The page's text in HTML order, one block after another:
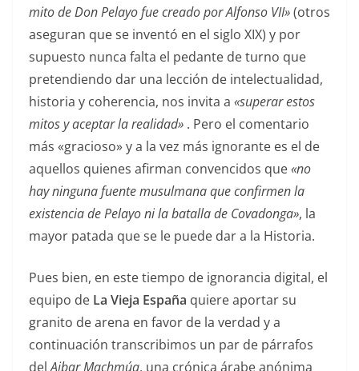
mito de Don Pelayo fue creado por Alfonso VII»(otros
aseguran que se inventó en el siglo XIX) y por
supuesto nunca falta el pedante de turno que
pretendiendo dar una lección de intelectualidad,
historia y coherencia, nos invita a «superar estos
mitos y aceptar la realidad» . Pero el comentario
más «gracioso» y a la vez más ignorante es el de
aquellos quienes afirman convencidos que«no
hay ninguna fuente musulmana que confirmen la
existencia de Pelayo ni la batalla de Covadonga», la
mayor patada que se le puede dar a la Historia.
Pues bien, en este tiempo de ignorancia digital, el
equipo de La Vieja España quiere aportar su
granito de arena en favor de la verdad y a
continuación transcribimos un par de párrafos
delAjbar Machmúa, una crónica árabe anónima